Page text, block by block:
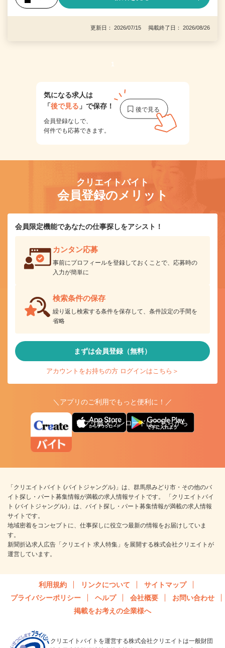
更新日： 2026/07/15 掲載終了日： 2026/08/26
1
気になる求人は
「後で見る 」で保存！
会員登録なしで、
何件でも応募できます。
クリエイトバイト
会員登録のメリット
会員限定機能であなたの仕事探しをアシスト！
カンタン応募
事前にプロフィールを登録しておくことで、応募時の
入力が簡単に
検索条件の保存
繰り返し検索する条件を保存して、条件設定の手間を
省略
まずは会員登録（無料）
アカウントをお持ちの方 ログインはこちら＞
＼アプリのご利用でもっと便利に！／
アプリ版ダウンロードはこちらから
「クリエイトバイト (バイトジャングル)」は、群馬県みどり市・その他のバ
イト探し・パート募集情報が満載の求人情報サイトです。 「クリエイトバイ
ト (バイトジャングル)」は、バイト探し・パート募集情報が満載の求人情報
サイトです。
地域密着をコンセプトに、仕事探しに役立つ最新の情報をお届けしていま
す。
新聞折込求人広告「クリエイト 求人特集」を展開する株式会社クリエイトが
運営しています。
利用規約 リンクについて
サイトマップ
プライバシーポリシー
ヘルプ 会社概要
お問い合わせ
掲載をお考えの企業様へ
クリエイトバイトを運営する株式会社クリエイトは一般財団